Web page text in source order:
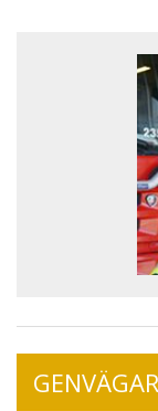
GENVÄGAR